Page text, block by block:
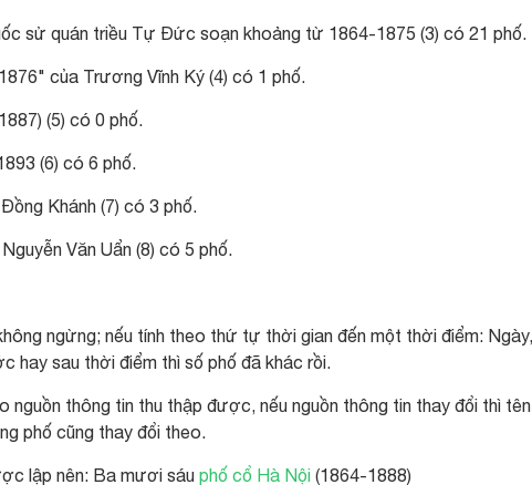
sử quán triều Tự Đức soạn khoảng từ 1864-1875 (3) có 21 phố.
của Trương Vĩnh Ký (4) có 1 phố.
(5) có 0 phố.
(6) có 6 phố.
Khánh (7) có 3 phố.
Văn Uẩn (8) có 5 phố.
ngừng; nếu tính theo thứ tự thời gian đến một thời điểm: Ngày,
hay sau thời điểm thì số phố đã khác rồi.
nguồn thông tin thu thập được, nếu nguồn thông tin thay đổi thì
phố cũng thay đổi theo.
lập nên: Ba mươi sáu phố cổ Hà Nội (1864-1888)